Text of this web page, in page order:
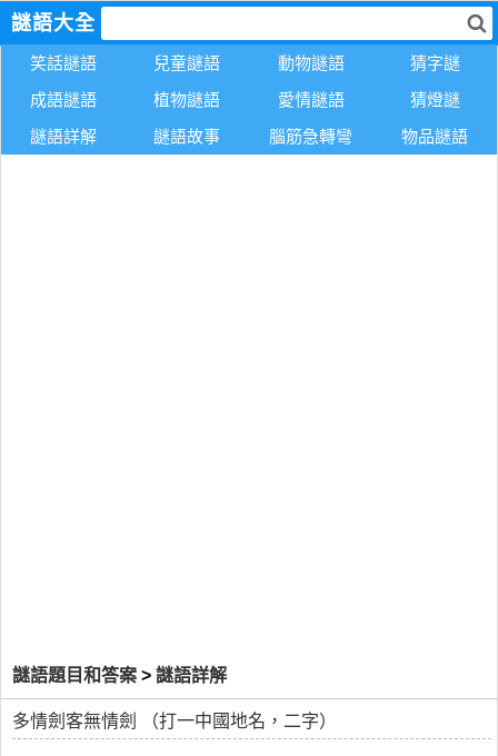
謎語大全
笑話謎語 兒童謎語 動物謎語
猜字謎
成語謎語
植物謎語 愛情謎語
猜燈謎
謎語詳解
謎語故事 腦筋急轉彎 物品謎語
謎語題目和答案 > 謎語詳解
多情劍客無情劍 （打一中國地名，二字）